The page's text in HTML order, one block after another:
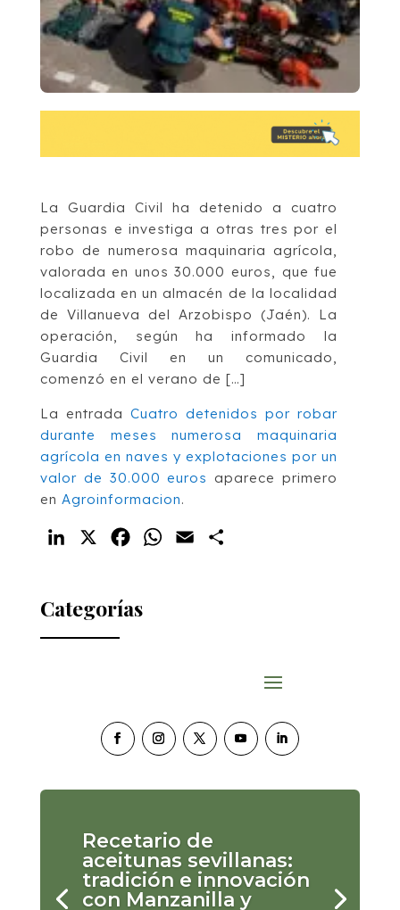
La Guardia Civil ha detenido a cuatro
personas e investiga a otras tres por el
robo de numerosa maquinaria agrícola,
valorada en unos 30.000 euros, que fue
localizada en un almacén de la localidad
de Villanueva del Arzobispo (Jaén). La
operación, según ha informado la
Guardia Civil en un comunicado,
comenzó en el verano de […]
La entrada Cuatro detenidos por robar
durante meses numerosa maquinaria
agrícola en naves y explotaciones por un
valor de 30.000 euros aparece primero
en Agroinformacion.
LinkedIn FacebookWhatsApp
Email
Categorías
Recetario de
aceitunas sevillanas:
tradición e innovación
con Manzanilla y